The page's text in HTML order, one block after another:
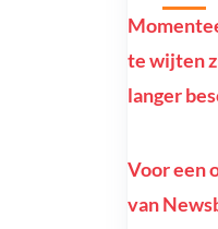
te wijten
langer
Voor een
van